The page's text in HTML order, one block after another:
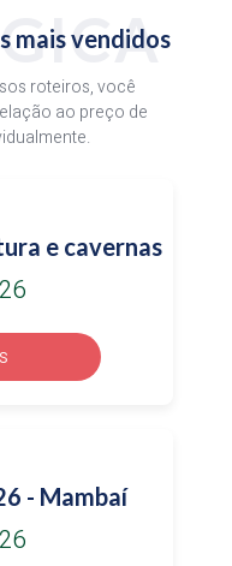
mais vendidos
roteiros, você
ao preço de
e cavernas
- Mambaí